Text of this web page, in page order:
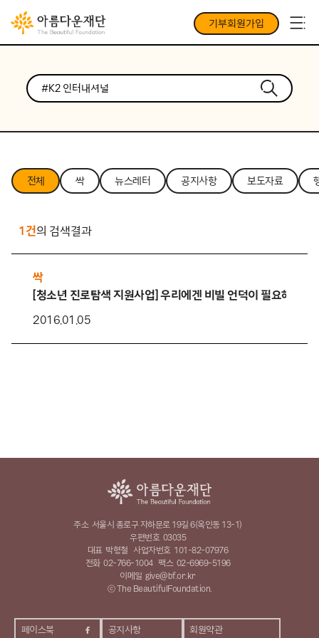
기부회원가입
전체 싹 뉴스레터 공지사항 보도자료
1건의 검색결과
싹
[청소년 진로탐색 지원사업] 우리에겐 비빌 언덕이 필요해
2016.01.05
페이스북 공지사항 회원약관
주소 서울시 종로구 자하문로 19길 6(옥인동 13-1)
우편번호 03035
대표 박형철 사업자번호 101-82-07976
전화 02-766-1004 팩스 02-6969-5196
이메일 give@bf.or.kr
ⓒ The BeautifulFoundation.